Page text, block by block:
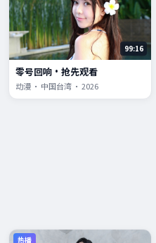
99:16
零号回响·抢先观看
动漫 · 中国台湾 · 2026
热播